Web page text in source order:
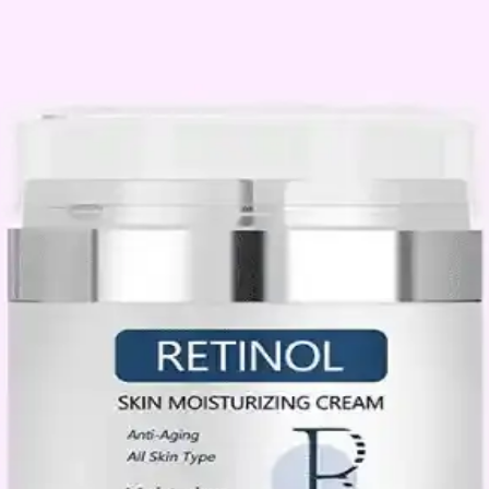
Kullanım Yöntemleri
koruma ve nemlendirme sağlar
cildi güneşin zararlı etkilerinden korur, suya ve tere
iltihaplanmayı azaltır ve akne oluşumunu engeller. Doğru
Ürün Seçimi
sağlıklı ve dengeli bir cilt elde etmek mümkün. Doğru
Ürün Seçimi